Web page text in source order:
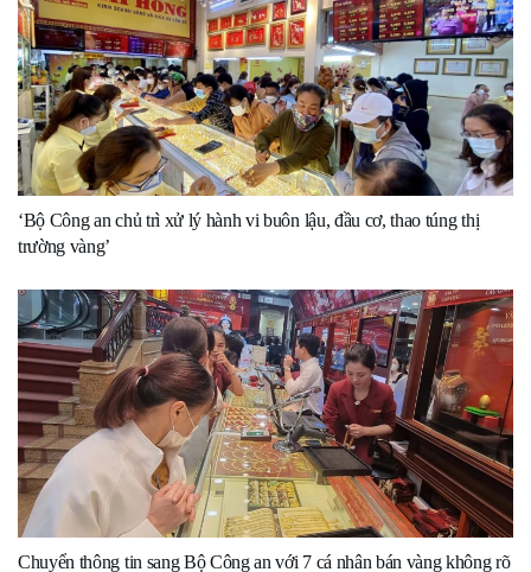
‘Bộ Công an chủ trì xử lý hành vi buôn lậu, đầu cơ, thao túng thị
trường vàng’
Chuyển thông tin sang Bộ Công an với 7 cá nhân bán vàng không rõ